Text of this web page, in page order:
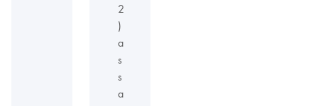
2
)
a
s
s
a